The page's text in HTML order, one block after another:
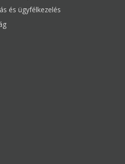
és ügyfélkezelés